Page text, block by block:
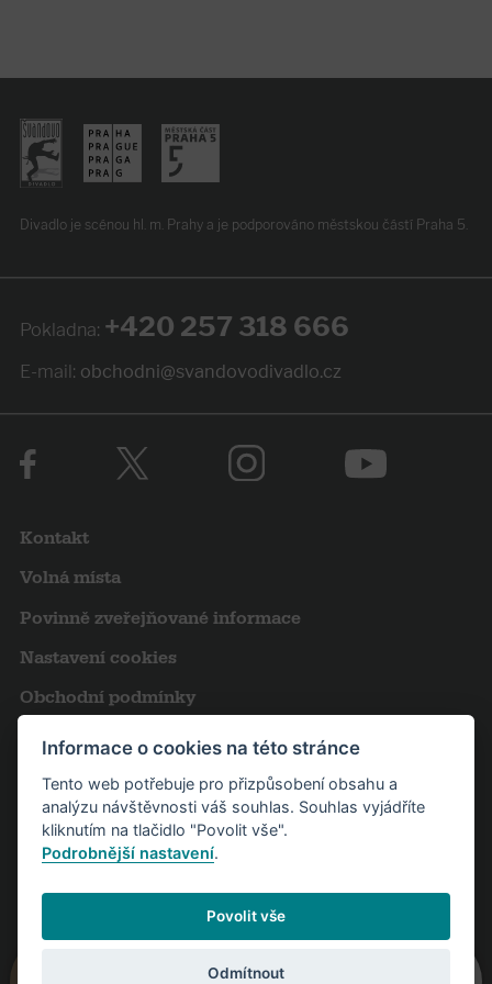
Divadlo je scénou hl. m. Prahy a je podporováno městskou částí Praha 5.
Pokladna: +420 257 318 666
E-mail: obchodni@svandovodivadlo.cz
Kontakt
Volná místa
Povinně zveřejňované informace
Nastavení cookies
Obchodní podmínky
Výroční zprávy
Pro novináře
Partneři
Návštěvní řád
Informace o cookies na této stránce
Tento web potřebuje pro přizpůsobení obsahu a
analýzu návštěvnosti váš souhlas. Souhlas vyjádříte
kliknutím na tlačidlo "Povolit vše".
Podrobnější nastavení.
Povolit vše
Odmítnout